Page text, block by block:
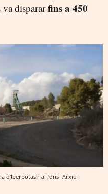
dispararfins a 450
d'Iberpotash al fons Arxiu